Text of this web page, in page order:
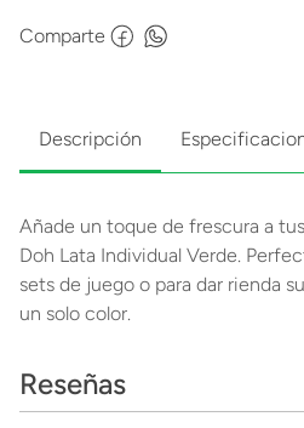
Comparte
Descripción
Añade un toque de frescura a
Doh Lata Individual Verde.
sets de juego o para dar rienda
un solo color.
Reseñas